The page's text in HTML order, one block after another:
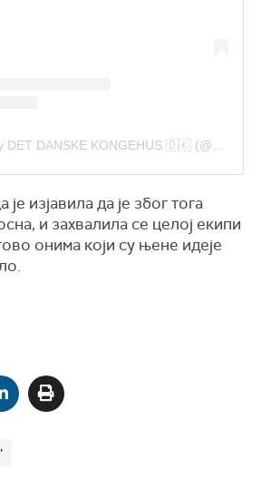
изјавила да је због тога
и захвалила се целој екипи
онима који су њене идеје